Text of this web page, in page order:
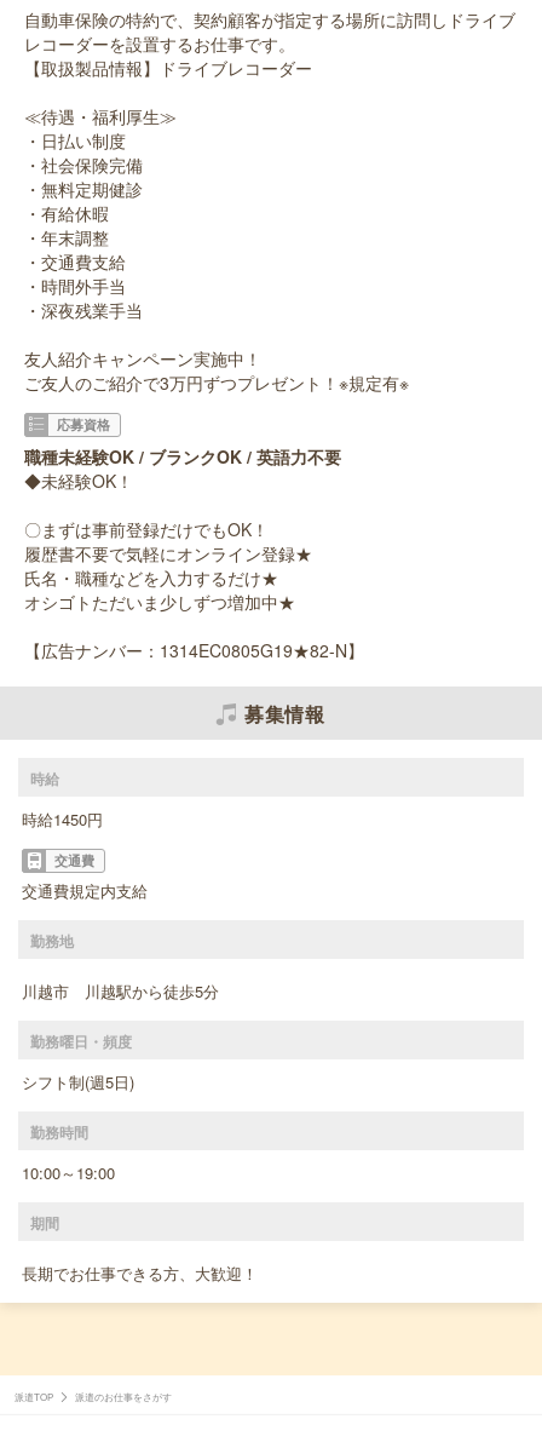
自動車保険の特約で、契約顧客が指定する場所に訪問しドライブ
レコーダーを設置するお仕事です。
【取扱製品情報】ドライブレコーダー
≪待遇・福利厚生≫
・日払い制度
・社会保険完備
・無料定期健診
・有給休暇
・年末調整
・交通費支給
・時間外手当
・深夜残業手当
友人紹介キャンペーン実施中！
ご友人のご紹介で3万円ずつプレゼント！※規定有※
応募資格
職種未経験OK / ブランクOK / 英語力不要
◆未経験OK！
〇まずは事前登録だけでもOK！
履歴書不要で気軽にオンライン登録★
氏名・職種などを入力するだけ★
オシゴトただいま少しずつ増加中★
【広告ナンバー：1314EC0805G19★82-N】
募集情報
時給
時給1450円
交通費
交通費規定内支給
勤務地
川越市 川越駅から徒歩5分
勤務曜日・頻度
シフト制(週5日)
勤務時間
10:00～19:00
期間
長期でお仕事できる方、大歓迎！
派遣TOP 派遣のお仕事をさがす